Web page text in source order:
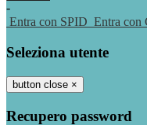
-
Entra con SPID Entra con
Seleziona utente
button close ×
Recupero password